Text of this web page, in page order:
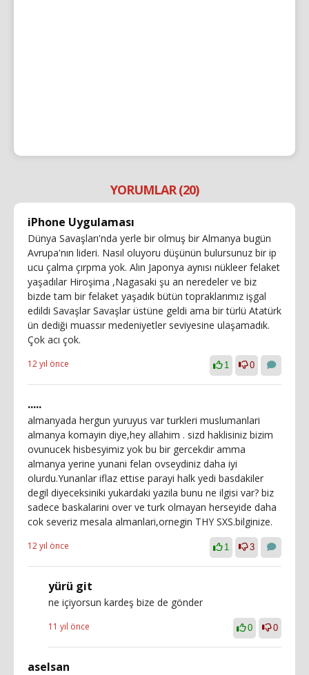
YORUMLAR (20)
iPhone Uygulaması
Dünya Savaşları'nda yerle bir olmuş bir Almanya bugün
Avrupa'nın lideri. Nasıl oluyoru düşünün bulursunuz bir ip
ucu çalma çırpma yok. Alın Japonya aynısı nükleer felaket
yaşadılar Hiroşima ,Nagasaki şu an neredeler ve biz
bizde tam bir felaket yaşadık bütün topraklarımız işgal
edildi Savaşlar Savaşlar üstüne geldi ama bir türlü Atatürk
ün dediği muassır medeniyetler seviyesine ulaşamadık.
Çok acı çok.
12 yıl önce 1 0
.....
almanyada hergun yuruyus var turkleri muslumanlari
almanya komayin diye,hey allahim . sizd haklisiniz bizim
ovunucek hisbesyimiz yok bu bir gercekdir amma
almanya yerine yunani felan ovseydiniz daha iyi
olurdu.Yunanlar iflaz ettise parayi halk yedi basdakiler
degil diyeceksiniki yukardaki yazila bunu ne ilgisi var? biz
sadece baskalarini over ve turk olmayan herseyide daha
cok severiz mesala almanlari,ornegin THY SXS.bilginize.
12 yıl önce 1 3
yürü git
ne içiyorsun kardeş bize de gönder
11 yıl önce 0 0
aselsan